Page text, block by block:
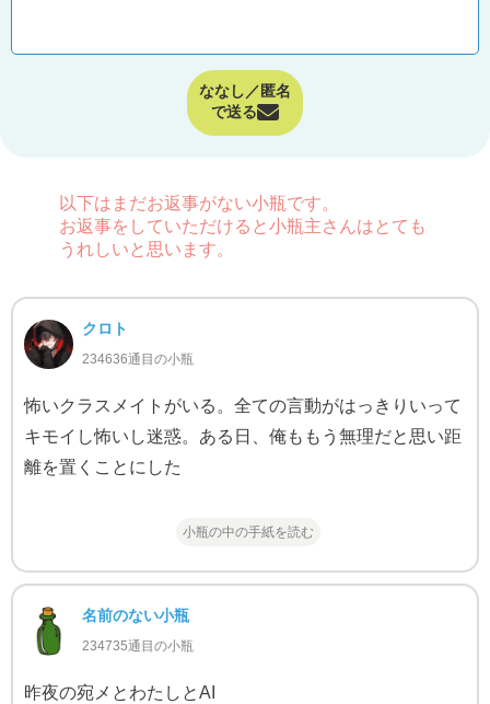
ななし／匿名
で送る
以下はまだお返事がない小瓶です。
お返事をしていただけると小瓶主さんはとても
うれしいと思います。
クロト
234636通目の小瓶
怖いクラスメイトがいる。全ての言動がはっきりいって
キモイし怖いし迷惑。ある日、俺ももう無理だと思い距
離を置くことにした
小瓶の中の手紙を読む
名前のない小瓶
234735通目の小瓶
昨夜の宛メとわたしとAI